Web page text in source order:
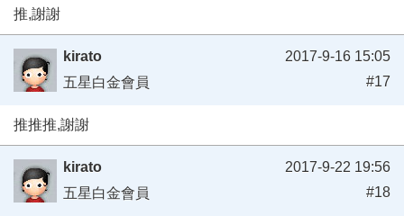
推,謝謝
kirato
五星白金會員
2017-9-16 15:05
#17
推推推,謝謝
kirato
五星白金會員
2017-9-22 19:56
#18